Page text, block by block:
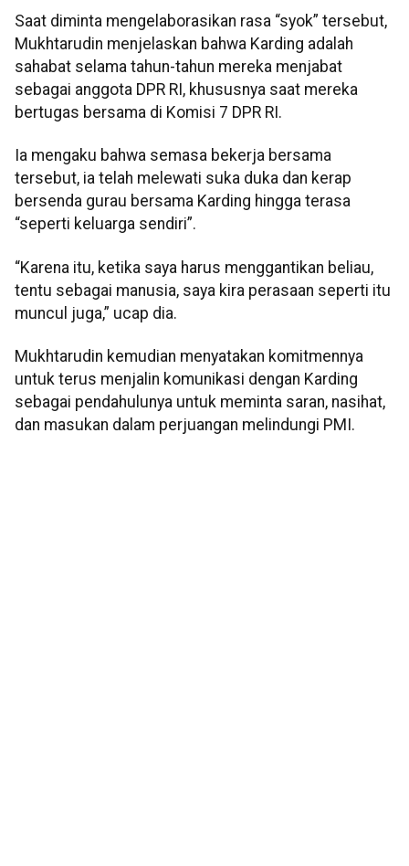
Saat diminta mengelaborasikan rasa “syok” tersebut,
Mukhtarudin menjelaskan bahwa Karding adalah
sahabat selama tahun-tahun mereka menjabat
sebagai anggota DPR RI, khususnya saat mereka
bertugas bersama di Komisi 7 DPR RI.
Ia mengaku bahwa semasa bekerja bersama
tersebut, ia telah melewati suka duka dan kerap
bersenda gurau bersama Karding hingga terasa
“seperti keluarga sendiri”.
“Karena itu, ketika saya harus menggantikan beliau,
tentu sebagai manusia, saya kira perasaan seperti itu
muncul juga,” ucap dia.
Mukhtarudin kemudian menyatakan komitmennya
untuk terus menjalin komunikasi dengan Karding
sebagai pendahulunya untuk meminta saran, nasihat,
dan masukan dalam perjuangan melindungi PMI.